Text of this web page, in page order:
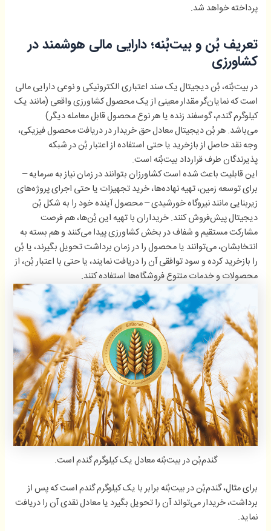
پرداخته خواهد شد.
تعریف بُن و بیت‌بُنه؛ دارایی مالی هوشمند در
کشاورزی
در بیت‌بُنه، بُن دیجیتال یک سند اعتباری الکترونیکی و نوعی دارایی مالی
است که نمایان‌گر مقدار معینی از یک محصول کشاورزی واقعی (مانند یک
کیلوگرم گندم، گوسفند زنده یا هر نوع محصول قابل معامله دیگر)
می‌باشد. هر بُن دیجیتال معادل حق خریدار در دریافت محصول فیزیکی،
وجه نقد حاصل از بازخرید یا حتی استفاده از اعتبار بُن در شبکه
پذیرندگان طرف قرارداد بیت‌بُنه است.
این قابلیت باعث شده است کشاورزان بتوانند در زمان نیاز به سرمایه –
برای توسعه زمین، تهیه نهاده‌ها، خرید تجهیزات یا حتی اجرای پروژه‌های
زیربنایی مانند نیروگاه خورشیدی – محصول آینده خود را به شکل بُن
دیجیتال پیش‌فروش کنند. خریداران با تهیه این بُن‌ها، هم فرصت
مشارکت مستقیم و شفاف در بخش کشاورزی پیدا می‌کنند و هم بسته به
انتخابشان، می‌توانند یا محصول را در زمان برداشت تحویل بگیرند، یا بُن
را بازخرید کرده و سود توافقی آن را دریافت نمایند، یا حتی با اعتبار بُن، از
محصولات و خدمات متنوع فروشگاه‌ها استفاده کنند.
گندم‌بُن در بیت‌بُنه معادل یک کیلوگرم گندم است.
برای مثال، گندم‌بُن در بیت‌بُنه برابر با یک کیلوگرم گندم است که پس از
برداشت، خریدار می‌تواند آن را تحویل بگیرد یا معادل نقدی آن را دریافت
نماید.